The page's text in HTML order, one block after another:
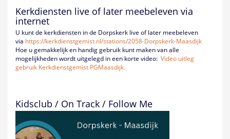
Kerkdiensten live of later meebeleven via
internet
U kunt de kerkdiensten in de Dorpskerk live of later meebeleven
via https://kerkdienstgemist.nl/stations/2058-Dorpskerk-Maasdijk
Hoe u gemakkelijk en handig gebruik kunt maken van alle
mogelijkheden wordt uitgelegd in een korte video: Video uitleg
gebruik Kerkdienstgemist PGMaasdijk.
Kidsclub / On Track / Follow Me